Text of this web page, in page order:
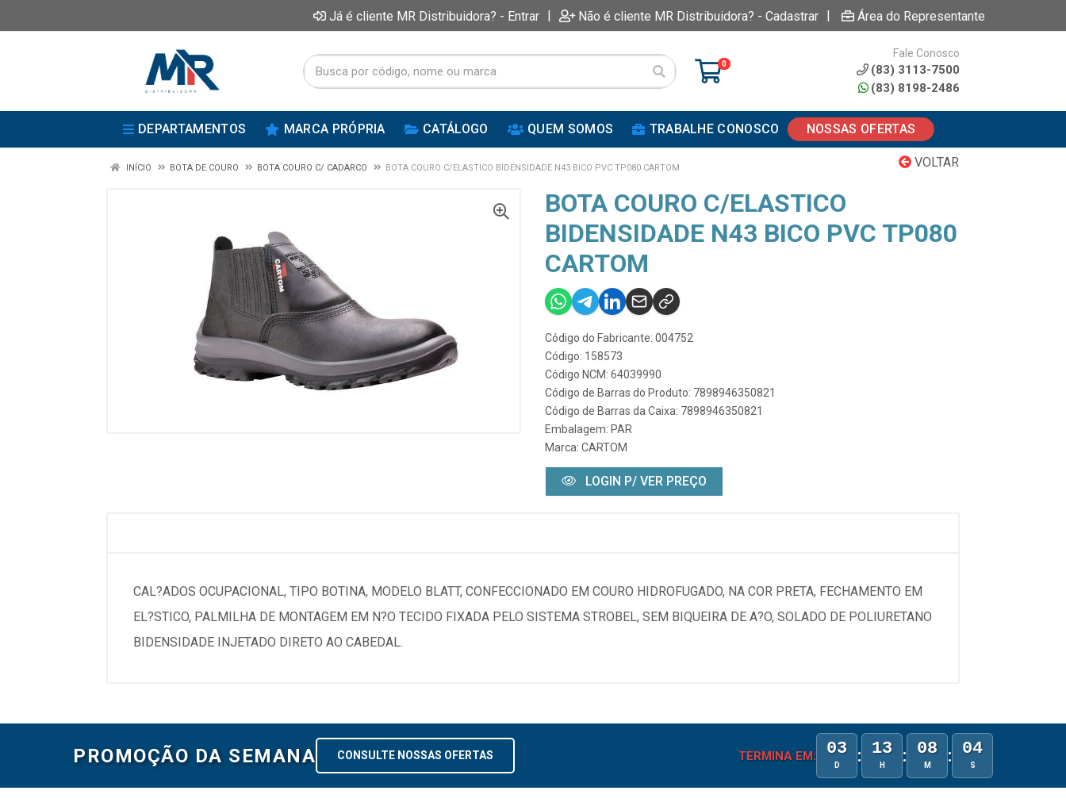
Já é cliente MR Distribuidora? - Entrar | Não é cliente MR Distribuidora? - Cadastrar | Área do Representante
0
Fale Conosco
(83) 3113-7500
(83) 8198-2486
DEPARTAMENTOS MARCA PRÓPRIA CATÁLOGO QUEM SOMOS TRABALHE CONOSCO NOSSAS OFERTAS
VOLTAR
INÍCIO BOTA DE COURO BOTA COURO C/ CADARCO BOTA COURO C/ELASTICO BIDENSIDADE N43 BICO PVC TP080 CARTOM
BOTA COURO C/ELASTICO
BIDENSIDADE N43 BICO PVC TP080
CARTOM
Código do Fabricante: 004752
Código: 158573
Código NCM: 64039990
Código de Barras do Produto: 7898946350821
Código de Barras da Caixa: 7898946350821
Embalagem: PAR
Marca: CARTOM
LOGIN P/ VER PREÇO
CAL?ADOS OCUPACIONAL, TIPO BOTINA, MODELO BLATT, CONFECCIONADO EM COURO HIDROFUGADO, NA COR PRETA, FECHAMENTO EM
EL?STICO, PALMILHA DE MONTAGEM EM N?O TECIDO FIXADA PELO SISTEMA STROBEL, SEM BIQUEIRA DE A?O, SOLADO DE POLIURETANO
BIDENSIDADE INJETADO DIRETO AO CABEDAL.
PROMOÇÃO DA SEMANA CONSULTE NOSSAS OFERTAS TERMINA EM: 03
D : 13
H : 08
M : 04
S